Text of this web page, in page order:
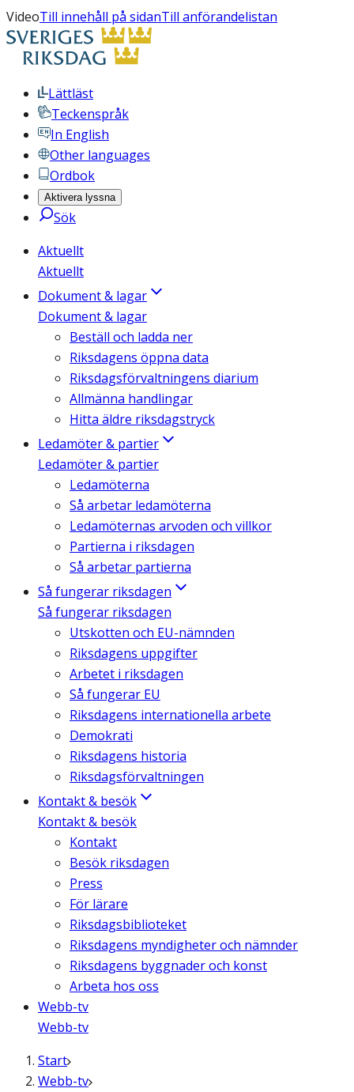
VideoTill innehåll på sidanTill anförandelistan
Lättläst
Teckenspråk
In English
Other languages
Ordbok
Aktivera lyssna
Sök
Aktuellt
Aktuellt
Dokument & lagar
Dokument & lagar
Beställ och ladda ner
Riksdagens öppna data
Riksdagsförvaltningens diarium
Allmänna handlingar
Hitta äldre riksdagstryck
Ledamöter & partier
Ledamöter & partier
Ledamöterna
Så arbetar ledamöterna
Ledamöternas arvoden och villkor
Partierna i riksdagen
Så arbetar partierna
Så fungerar riksdagen
Så fungerar riksdagen
Utskotten och EU-nämnden
Riksdagens uppgifter
Arbetet i riksdagen
Så fungerar EU
Riksdagens internationella arbete
Demokrati
Riksdagens historia
Riksdagsförvaltningen
Kontakt & besök
Kontakt & besök
Kontakt
Besök riksdagen
Press
För lärare
Riksdagsbiblioteket
Riksdagens myndigheter och nämnder
Riksdagens byggnader och konst
Arbeta hos oss
Webb-tv
Webb-tv
Start
Webb-tv